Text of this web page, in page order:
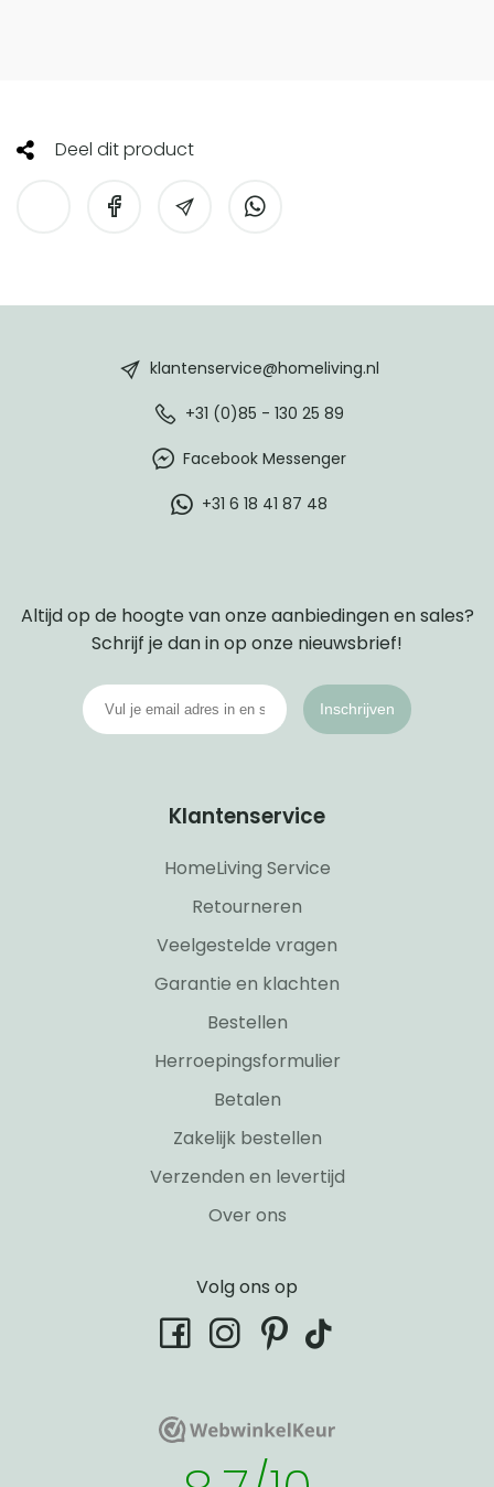
Deel dit product
klantenservice@homeliving.nl
+31 (0)85 - 130 25 89
Facebook Messenger
+31 6 18 41 87 48
Altijd op de hoogte van onze aanbiedingen en sales?
Schrijf je dan in op onze nieuwsbrief!
Inschrijven
Klantenservice
HomeLiving Service
Retourneren
Veelgestelde vragen
Garantie en klachten
Bestellen
Herroepingsformulier
Betalen
Zakelijk bestellen
Verzenden en levertijd
Over ons
Volg ons op
facebookinstagram
pinterest
tiktok
WebwinkelKeurWebwinkelKeur